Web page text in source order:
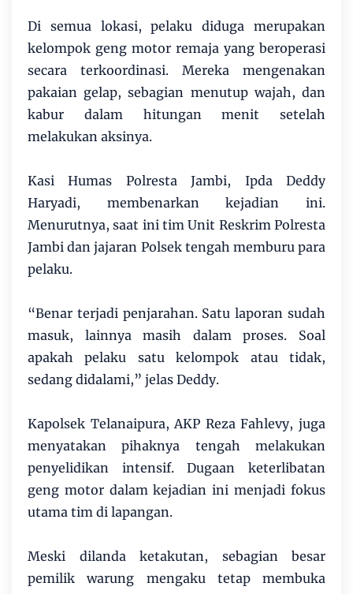
Di semua lokasi, pelaku diduga merupakan
kelompok geng motor remaja yang beroperasi
secara terkoordinasi. Mereka mengenakan
pakaian gelap, sebagian menutup wajah, dan
kabur dalam hitungan menit setelah
melakukan aksinya.
Kasi Humas Polresta Jambi, Ipda Deddy
Haryadi, membenarkan kejadian ini.
Menurutnya, saat ini tim Unit Reskrim Polresta
Jambi dan jajaran Polsek tengah memburu para
pelaku.
“Benar terjadi penjarahan. Satu laporan sudah
masuk, lainnya masih dalam proses. Soal
apakah pelaku satu kelompok atau tidak,
sedang didalami,” jelas Deddy.
Kapolsek Telanaipura, AKP Reza Fahlevy, juga
menyatakan pihaknya tengah melakukan
penyelidikan intensif. Dugaan keterlibatan
geng motor dalam kejadian ini menjadi fokus
utama tim di lapangan.
Meski dilanda ketakutan, sebagian besar
pemilik warung mengaku tetap membuka